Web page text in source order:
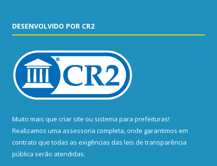
DESENVOLVIDO POR CR2
Muito mais que criar site ou sistema para prefeituras!
Realizamos uma assessoria completa, onde garantimos em
contrato que todas as exigências das leis de transparência
pública serão atendidas.